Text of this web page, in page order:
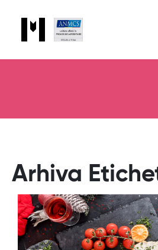
Arhiva